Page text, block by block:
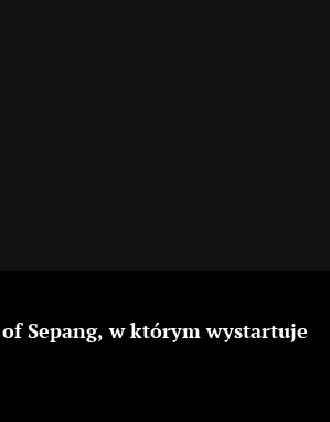
Sepang, w którym wystartuje